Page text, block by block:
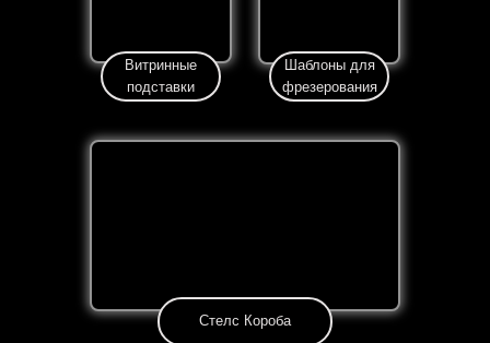
Шаблоны для
фрезерования
Витринные
подставки
Стелс Короба